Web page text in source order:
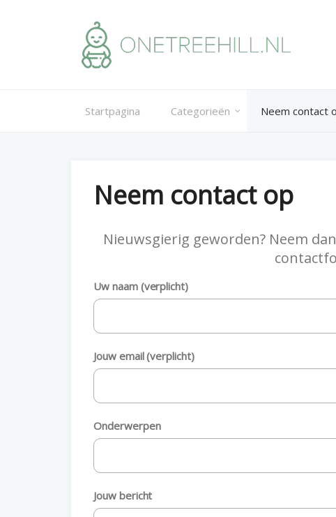
Startpagina Categorieën Neem contact
Neem contact op
Nieuwsgierig geworden? Neem
Uw naam (verplicht)
Jouw email (verplicht)
Onderwerpen
Jouw bericht